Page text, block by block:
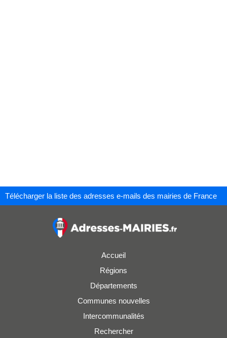
Télécharger la liste des adresses e-mails des mairies de France
Accueil
Régions
Départements
Communes nouvelles
Intercommunalités
Rechercher